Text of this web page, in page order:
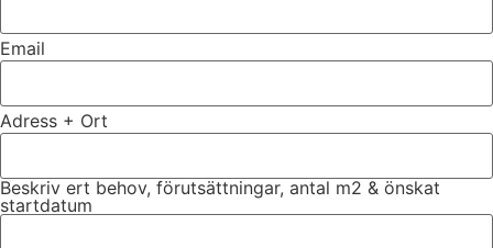
Email
Adress + Ort
Beskriv ert behov, förutsättningar, antal m2 & önskat
startdatum